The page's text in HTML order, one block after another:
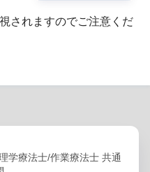
されますのでご注意くだ
療法士/作業療法士 共通